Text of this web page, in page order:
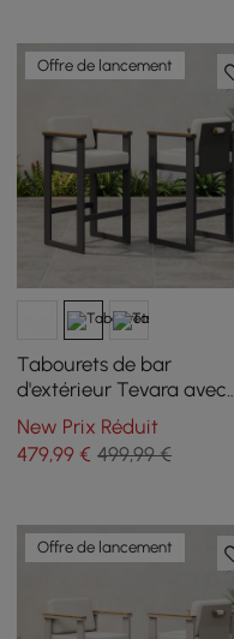
Offre de lancement
Tabourets de bar
d'extérieur Tevara avec
cadre en aluminium et
accoudoirs en bois de
blanc chaud, lot de 2
New Prix Réduit
479,99 € 499,99 €
Offre de lancement